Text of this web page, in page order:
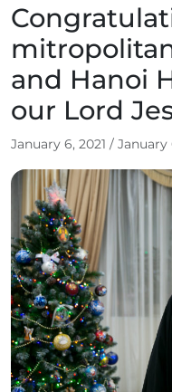
and Hanoi
our Lord
January 6, 2021 / January